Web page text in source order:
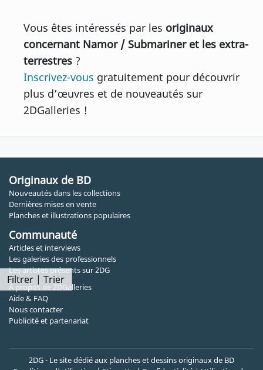
Filtrer | Trier
Vous êtes intéressés par les originaux
concernant Namor / Submariner et les extra-
terrestres ?
Inscrivez-vous gratuitement pour découvrir
plus d’œuvres et de nouveautés sur
2DGalleries !
Originaux de BD
Nouveautés dans les collections
Dernières mises en vente
Planches et illustrations populaires
Communauté
Articles et interviews
Les galeries des professionnels
Les artistes présents sur 2DG
A propos de 2DGalleries
Aide & FAQ
Nous contacter
Publicité et partenariat
2DG - Le site dédié aux planches et dessins originaux de BD